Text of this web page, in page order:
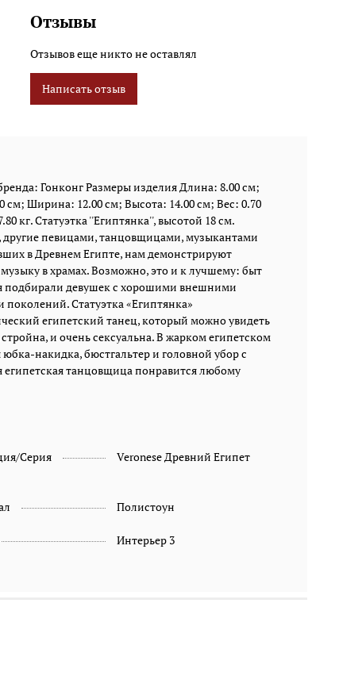
развлекавших придворных фараона или
лучшему: быт сельской египетской девушки
малоинтересен. Естественно, для танца и пения
подбирали девушек с хорошими внешними
данными, а их изображения восхищают и
увидеть во многих видеоклипах, снятых по
«древнеегипетским» мотивам. Она молода, стройна,
и очень сексуальна. В жарком египетском климате
три тысячи лет назад редко носили много одежды:
на девушке легкая юбка-накидка, бюстгальтер и
головной убор с золотым кольцом и коброй.
Фигурку можно дарить любому мужчине: молодая
египетская танцовщица понравится любому
представителю сильного пола. Размеры изделия: 8 x
10,5 x 18 см. Вес: 0,6 кг.
Отзывы
Отзывов еще никто не оставлял
Написать отзыв
Гонконг Размеры изделия Длина: 8.00 см;
см; Ширина: 12.00 см; Высота: 14.00 см; Вес: 0.70
кг. Статуэтка ''Египтянка'', высотой 18 см.
певицами, танцовщицами, музыкантами
в Древнем Египте, нам демонстрируют
в храмах. Возможно, это и к лучшему: быт
подбирали девушек с хорошими внешними
Статуэтка «Египтянка»
египетский танец, который можно увидеть
и очень сексуальна. В жарком египетском
накидка, бюстгальтер и головной убор с
танцовщица понравится любому
Серия Veronese Древний Египет
Полистоун
Интерьер 3